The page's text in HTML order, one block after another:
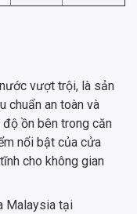
vượt trội, là sản
chuẩn an toàn và
độ ồn bên trong căn
nổi bật của cửa
cho không gian
Malaysia tại